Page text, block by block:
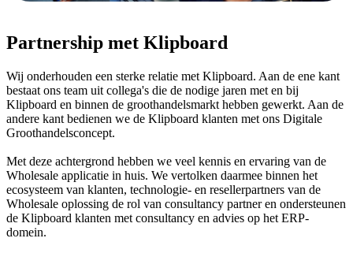
Partnership met Klipboard
Wij onderhouden een sterke relatie met Klipboard. Aan de ene kant
bestaat ons team uit collega's die de nodige jaren met en bij
Klipboard en binnen de groothandelsmarkt hebben gewerkt. Aan de
andere kant bedienen we de Klipboard klanten met ons Digitale
Groothandelsconcept.
Met deze achtergrond hebben we veel kennis en ervaring van de
Wholesale applicatie in huis. We vertolken daarmee binnen het
ecosysteem van klanten, technologie- en resellerpartners van de
Wholesale oplossing de rol van consultancy partner en ondersteunen
de Klipboard klanten met consultancy en advies op het ERP-
domein.